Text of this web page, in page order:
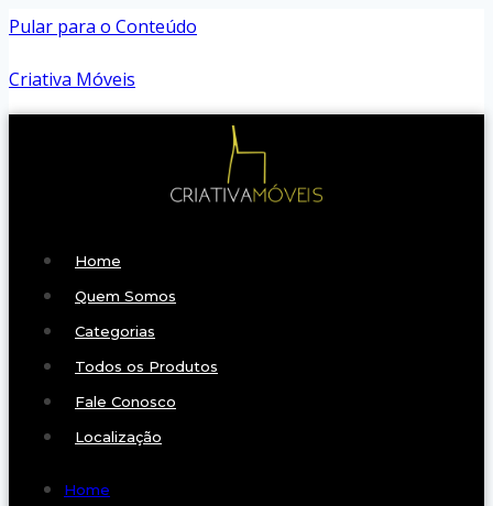
Pular para o Conteúdo
Criativa Móveis
Home
Quem Somos
Categorias
Todos os Produtos
Fale Conosco
Localização
Home